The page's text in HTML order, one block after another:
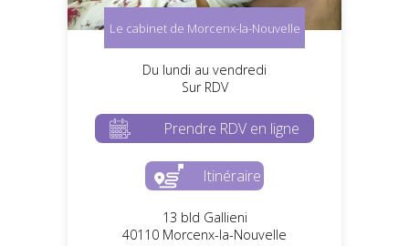
Le cabinet de Morcenx-la-Nouvelle
Du lundi au vendredi
Sur RDV
Prendre RDV en ligne
Itinéraire
13 bld Gallieni
40110 Morcenx-la-Nouvelle